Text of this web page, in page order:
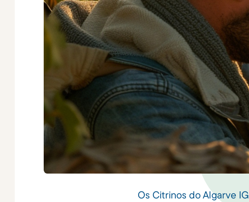
Os Citrinos do Algarve